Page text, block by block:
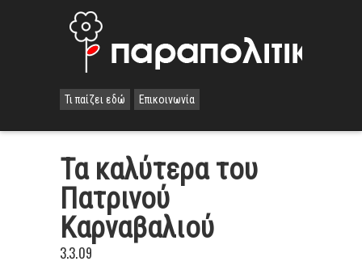
Τι παίζει εδώ Επικοινωνία
Τα καλύτερα του
Πατρινού
Καρναβαλιού
3.3.09